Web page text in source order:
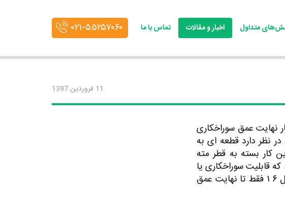
متداول اخبار و مقالات تماس با ما ۰۲۱-۵۵۲۵۷۰۶۰
11 فروردین 1397
نهایت عمق سوراخکاری
در نظر دارد قطعه ای به
کار بسته به قطر مته
که قابلیت سوراخکاری یا
۶ ۱ فقط تا نهایت عمق